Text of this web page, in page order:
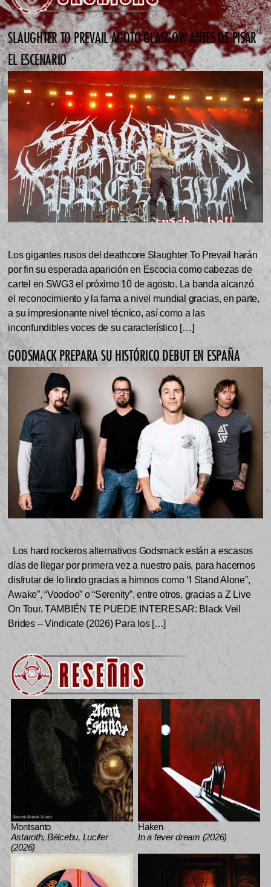
SLAUGHTER TO PREVAIL AGOTÓ GLASGOW ANTES DE PISAR
EL ESCENARIO
Los gigantes rusos del deathcore Slaughter To Prevail harán
por fin su esperada aparición en Escocia como cabezas de
cartel en SWG3 el próximo 10 de agosto. La banda alcanzó
el reconocimiento y la fama a nivel mundial gracias, en parte,
a su impresionante nivel técnico, así como a las
inconfundibles voces de su característico […]
GODSMACK PREPARA SU HISTÓRICO DEBUT EN ESPAÑA
Los hard rockeros alternativos Godsmack están a escasos
días de llegar por primera vez a nuestro país, para hacernos
disfrutar de lo lindo gracias a himnos como “I Stand Alone”,
Awake”, “Voodoo” o “Serenity”, entre otros, gracias a Z Live
On Tour. TAMBIÉN TE PUEDE INTERESAR: Black Veil
Brides – Vindicate (2026) Para los […]
Montsanto
Astaroth, Bélcebu, Lucifer
(2026)
Haken
In a fever dream (2026)